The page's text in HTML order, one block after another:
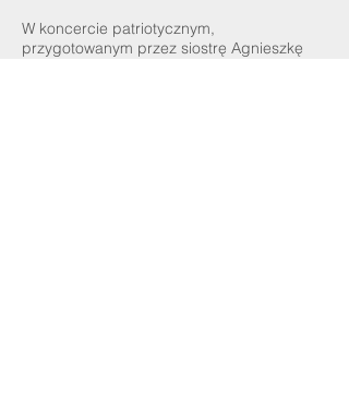
W koncercie patriotycznym,
przygotowanym przez siostrę Agnieszkę